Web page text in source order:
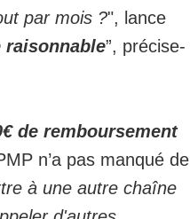
par mois ?", lance
raisonnable”, précise-
de remboursement
n’a pas manqué de
à une autre chaîne